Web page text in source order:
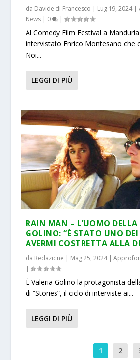
da Davide di Francesco | Lug 19, 2024|
News | 0 |
Al Comedy Film Festival a
intervistato Enrico Montesano che
Noi...
LEGGI DI PIÙ
RAIN MAN – L’UOMO
GOLINO: “È STATO UNO
AVERMI COSTRETTA ALLA
da Redazione | Mag 25, 2024|
|
È Valeria Golino la protagonista
di “Stories”, il ciclo di interviste ai...
LEGGI DI PIÙ
1 2